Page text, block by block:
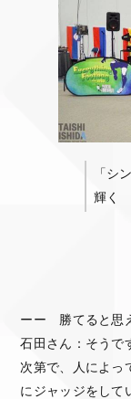
「シ
輝く
ーー 勝てると思
石田さん：そうで
次第で、人によっ
にジャッジをして